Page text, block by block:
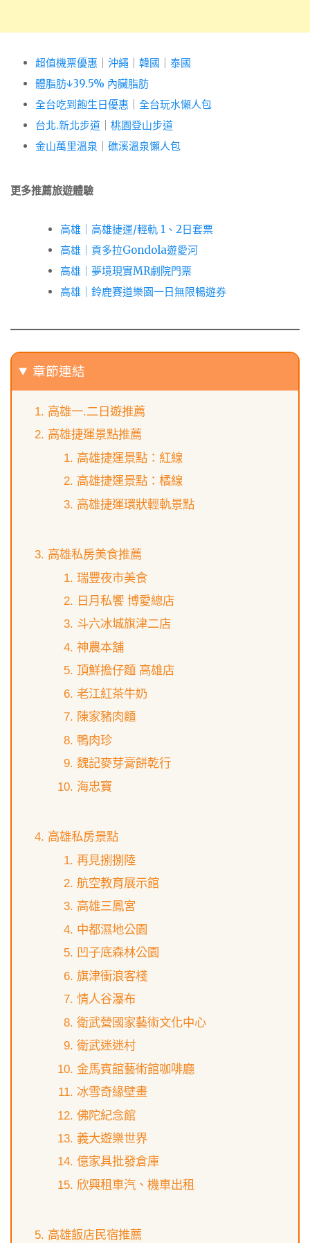
超值機票優惠 沖繩 韓國
泰國
體脂肪↓39.5% 內臟脂肪
全台吃到飽生日優惠
全台玩水懶人包
台北.新北步道
桃園登山步道
金山萬里溫泉
礁溪溫泉懶人包
更多推薦旅遊體驗
高雄｜高雄捷運/輕軌 1、2日套票
高雄｜貢多拉Gondola遊愛河
高雄｜夢境現實MR劇院門票
高雄｜鈴鹿賽道樂園一日無限暢遊券
章節連結
高雄一.二日遊推薦
高雄捷運景點推薦
高雄捷運景點：紅線
高雄捷運景點：橘線
高雄捷運環狀輕軌景點
高雄私房美食推薦
瑞豐夜市美食
日月私饗 博愛總店
斗六冰城旗津二店
神農本舖
頂鮮擔仔麵 高雄店
老江紅茶牛奶
陳家豬肉麵
鴨肉珍
魏記麥芽膏餅乾行
海忠寶
高雄私房景點
再見捌捌陸
航空教育展示館
高雄三鳳宮
中都濕地公園
凹子底森林公園
旗津衝浪客棧
情人谷瀑布
衛武營國家藝術文化中心
衛武迷迷村
金馬賓館藝術館咖啡廳
冰雪奇緣壁畫
佛陀紀念館
義大遊樂世界
億家具批發倉庫
欣興租車汽、機車出租
高雄飯店民宿推薦